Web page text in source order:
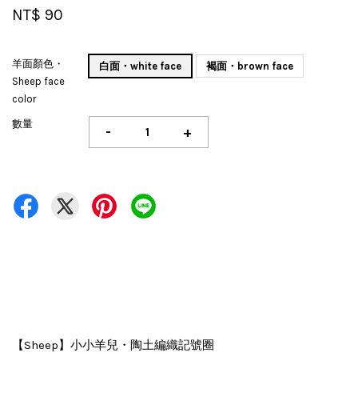
NT$ 90
羊面顏色・
Sheep face
color
白面・white face 褐面・brown face
數量 - +
【Sheep】小小羊兒・陶土編織記號圈